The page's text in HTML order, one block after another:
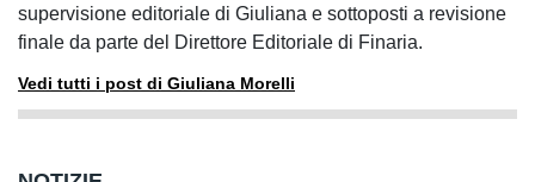
supervisione editoriale di Giuliana e sottoposti a revisione
finale da parte del Direttore Editoriale di Finaria.
Vedi tutti i post di Giuliana Morelli